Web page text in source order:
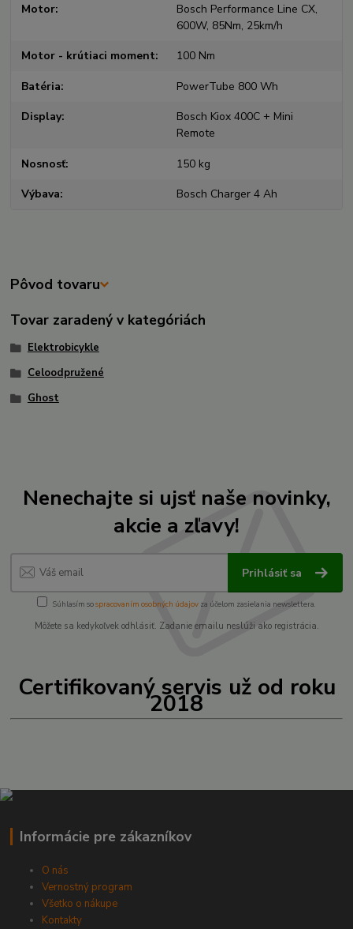
Motor
Bosch Performance Line CX,
600W, 85Nm, 25km/h
Motor - krútiaci moment 100 Nm
Batéria PowerTube 800 Wh
Display
Bosch Kiox 400C + Mini
Remote
Nosnosť 150 kg
Výbava Bosch Charger 4 Ah
Pôvod tovaru
Tovar zaradený v kategóriách
Elektrobicykle
Celoodpružené
Ghost
Nenechajte si ujsť naše novinky,
akcie a zľavy!
Prihlásiť sa
Súhlasím sospracovaním osobných údajov za účelom zasielania newslettera.
Môžete sa kedykoľvek odhlásiť. Zadanie emailu neslúži ako registrácia.
Certifikovaný servis už od roku
2018
Informácie pre zákazníkov
O nás
Vernostný program
Všetko o nákupe
Kontakty